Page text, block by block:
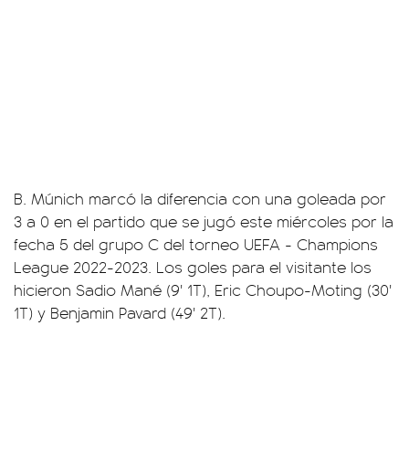
B. Múnich marcó la diferencia con una goleada por
3 a 0 en el partido que se jugó este miércoles por la
fecha 5 del grupo C del torneo UEFA - Champions
League 2022-2023. Los goles para el visitante los
hicieron Sadio Mané (9' 1T), Eric Choupo-Moting (30'
1T) y Benjamin Pavard (49' 2T).